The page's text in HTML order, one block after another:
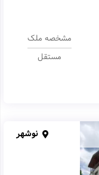
مشخصه ملک
مستقل
نوشهر